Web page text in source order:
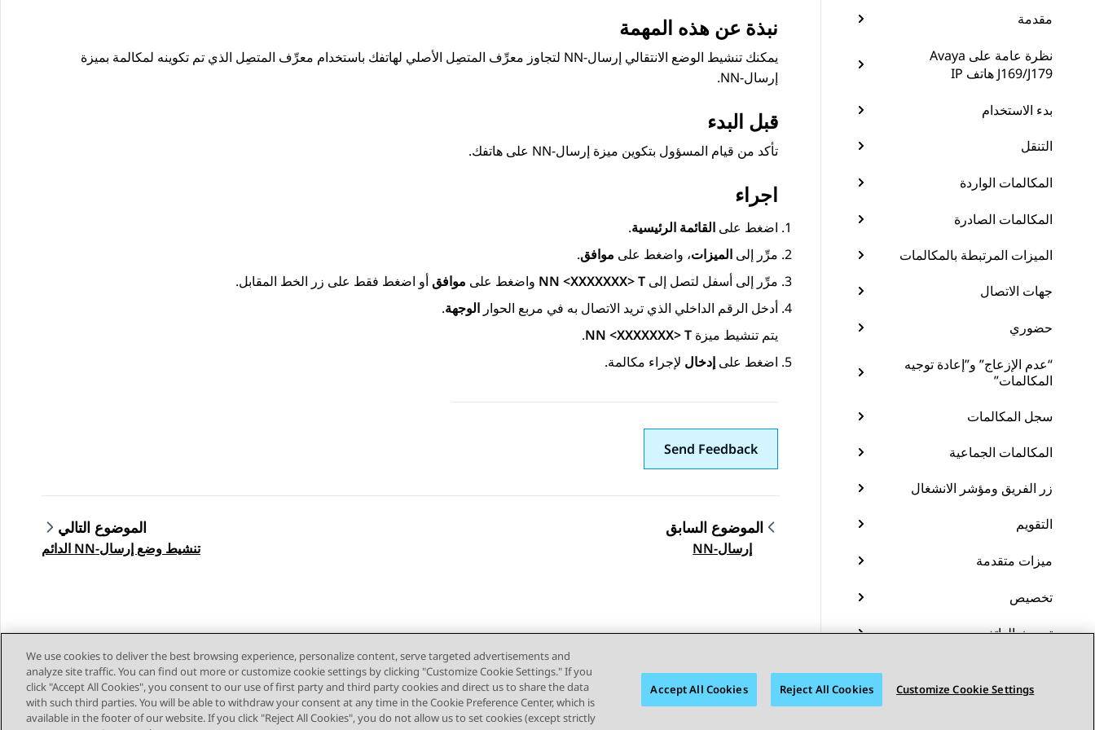
مقدمة
نظرة عامة على Avaya
J169/J179 هاتف IP
بدء الاستخدام
التنقل
المكالمات الواردة
المكالمات الصادرة
الميزات المرتبطة بالمكالمات
جهات الاتصال
حضوري
“عدم الإزعاج” و”إعادة توجيه
المكالمات”
سجل المكالمات
المكالمات الجماعية
زر الفريق ومؤشر الانشغال
التقويم
ميزات متقدمة
تخصيص
تحديث الهاتف
نبذة عن هذه المهمة
يمكنك تنشيط الوضع الانتقالي إرسال-NN لتجاوز معرِّف المتصِل الأصلي لهاتفك باستخدام معرِّف المتصِل الذي تم تكوينه لمكالمة بميزة
إرسال-NN.
قبل البدء
تأكد من قيام المسؤول بتكوين ميزة إرسال-NN على هاتفك.
اجراء
اضغط على القائمة الرئيسية.
مرِّر إلى الميزات، واضغط على موافق.
مرِّر إلى أسفل لتصل إلى NN <XXXXXXX> T واضغط على موافقأو اضغط فقط على زر الخط المقابل.
أدخل الرقم الداخلي الذي تريد الاتصال به في مربع الحوار الوجهة.
يتم تنشيط ميزة NN <XXXXXXX> T
.
اضغط على إدخال لإجراء مكالمة.
Send Feedback
Topic navigation
الموضوع السابق
إرسال-NN
الموضوع التالي
تنشيط وضع إرسال-NN الدائم
We use cookies to deliver the best browsing experience, personalize content, serve targeted advertisements and
analyze site traffic. You can find out more or customize cookie settings by clicking "Customize Cookie Settings." If you
click "Accept All Cookies", you consent to our use of first party and third party cookies and direct us to share the data
with such third parties. You will be able to withdraw your consent at any time in the Cookie Preference Center, which is
available in the footer of our website. If you click "Reject All Cookies", you do not allow us to set cookies (except strictly
Customize Cookie Settings
Reject All Cookies
Accept All Cookies